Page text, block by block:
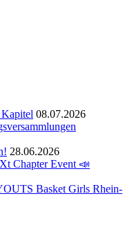
Kapitel 08.07.2026
28.06.2026
Chapter Event 📣
Basket Girls Rhein-